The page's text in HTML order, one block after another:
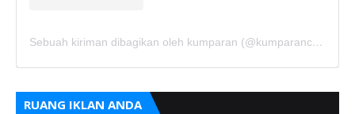
Sebuah kiriman dibagikan oleh kumparan (@kumparancom)
RUANG IKLAN ANDA